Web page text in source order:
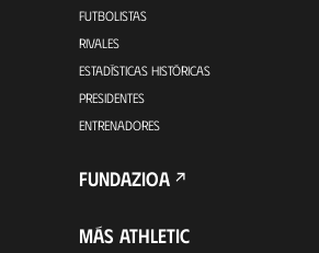
FUTBOLISTAS
RIVALES
ESTADÍSTICAS HISTÓRICAS
PRESIDENTES
ENTRENADORES
FUNDAZIOA
MÁS ATHLETIC